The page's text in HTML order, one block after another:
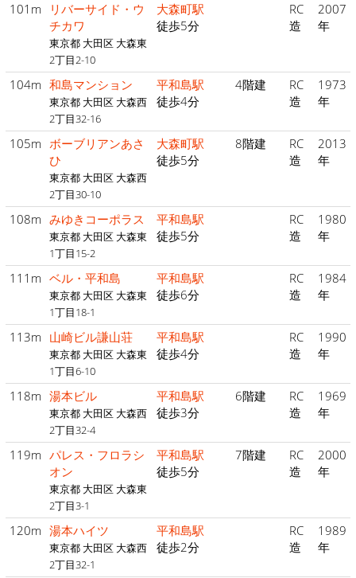
101m
リバーサイド・ウ
チカワ
東京都 大田区 大森東
2丁目2-10
大森町駅
徒歩5分
RC
造
2007
年
104m 和島マンション
東京都 大田区 大森西
2丁目32-16
平和島駅
徒歩4分
4階建
RC
造
1973
年
105m ボーブリアンあさ
ひ
東京都 大田区 大森西
2丁目30-10
大森町駅
徒歩5分
8階建
RC
造
2013
年
108m みゆきコーポラス
東京都 大田区 大森東
1丁目15-2
平和島駅
徒歩5分
RC
造
1980
年
111m ベル・平和島
東京都 大田区 大森東
1丁目18-1
平和島駅
徒歩6分
RC
造
1984
年
113m 山崎ビル謙山荘
東京都 大田区 大森東
1丁目6-10
平和島駅
徒歩4分
RC
造
1990
年
118m 湯本ビル
東京都 大田区 大森西
2丁目32-4
平和島駅
徒歩3分
6階建
RC
造
1969
年
119m パレス・フロラシ
オン
東京都 大田区 大森東
2丁目3-1
平和島駅
徒歩5分
7階建
RC
造
2000
年
120m 湯本ハイツ
東京都 大田区 大森西
2丁目32-1
平和島駅
徒歩2分
RC
造
1989
年